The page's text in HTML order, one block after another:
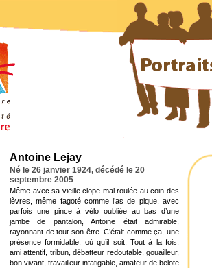
Antoine Lejay
Né le 26 janvier 1924, décédé le 20
septembre 2005
Même avec sa vieille clope mal roulée au coin des
lèvres, même fagoté comme l’as de pique, avec
parfois une pince à vélo oubliée au bas d’une
jambe de pantalon, Antoine était admirable,
rayonnant de tout son être. C’était comme ça, une
présence formidable, où qu’il soit. Tout à la fois,
ami attentif, tribun, débatteur redoutable, gouailleur,
bon vivant, travailleur infatigable, amateur de belote